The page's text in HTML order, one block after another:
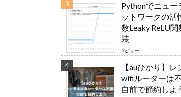
Pythonでニュー
ットワークの活
数Leaky ReLU関
装
3ビュー
【auひかり】レ
wifiルーターは不
自前で節約しよ